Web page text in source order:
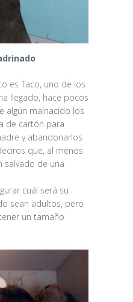
es Taco, uno de los
llegado, hace pocos
algún malnacido los
de cartón para
y abandonarlos
que, al menos
salvado de una
cuál será su
sean adultos, pero
un tamaño